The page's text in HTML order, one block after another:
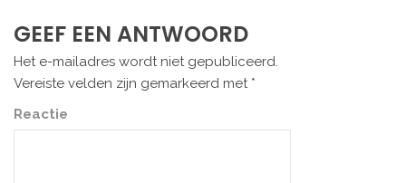
GEEF EEN ANTWOORD
Het e-mailadres wordt niet gepubliceerd.
Vereiste velden zijn gemarkeerd met *
Reactie